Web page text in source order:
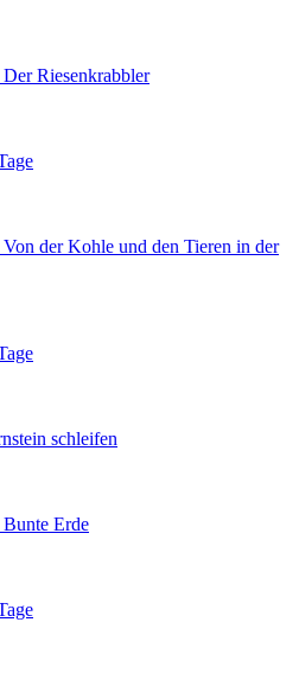
Riesenkrabbler
der Kohle und den Tieren in der
schleifen
Erde